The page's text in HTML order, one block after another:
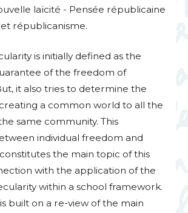
laïcité - Pensée républicaine
républicanisme.
is initially defined as the
of the freedom of
it also tries to determine the
a common world to all the
same community. This
individual freedom and
the main topic of this
with the application of the
within a school framework.
built on a re-view of the main